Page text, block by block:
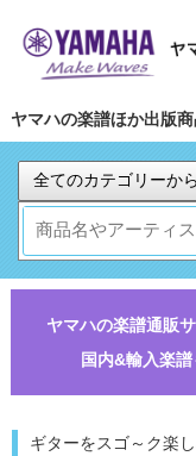
ヤマハの楽譜ほか出版商
ヤマハの楽譜通販
国内&輸入楽譜
ギターをスゴ～ク楽